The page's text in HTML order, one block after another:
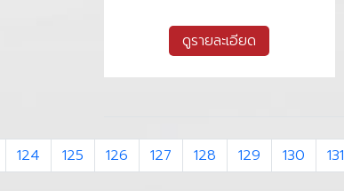
ดูรายละเอียด
124 125 126 127 128 129 130 131